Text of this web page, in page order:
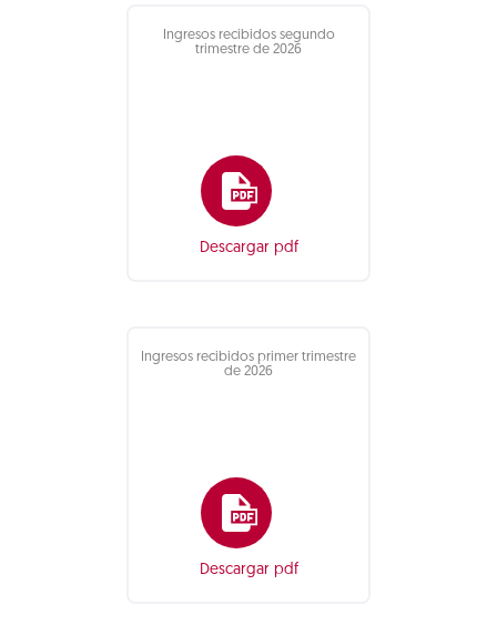
Ingresos recibidos segundo
trimestre de 2026
Descargar pdf
Ingresos recibidos primer trimestre
de 2026
Descargar pdf